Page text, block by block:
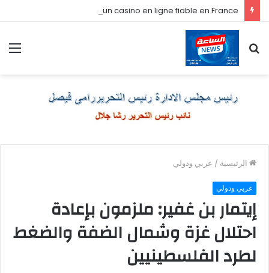
Comment je choisis un casino en ligne fiable en France
عن
الرئيسية / عربي ودولي
عربي ودولي
إيتمار بن غفير: ملزمون بإعادة
احتلال غزة وشمال الضفة والضغط
لطرد الفلسطينيين